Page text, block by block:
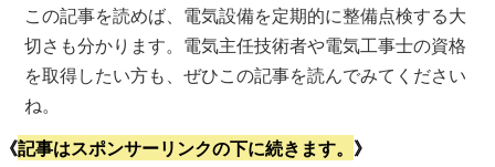
この記事を読めば、電気設備を定期的に整備点検する大
切さも分かります。電気主任技術者や電気工事士の資格
を取得したい方も、ぜひこの記事を読んでみてください
ね。
《記事はスポンサーリンクの下に続きます。 》